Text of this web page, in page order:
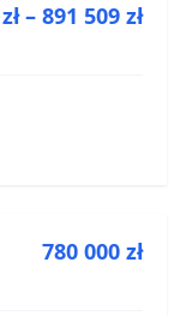
– 891 509 zł
780 000 zł